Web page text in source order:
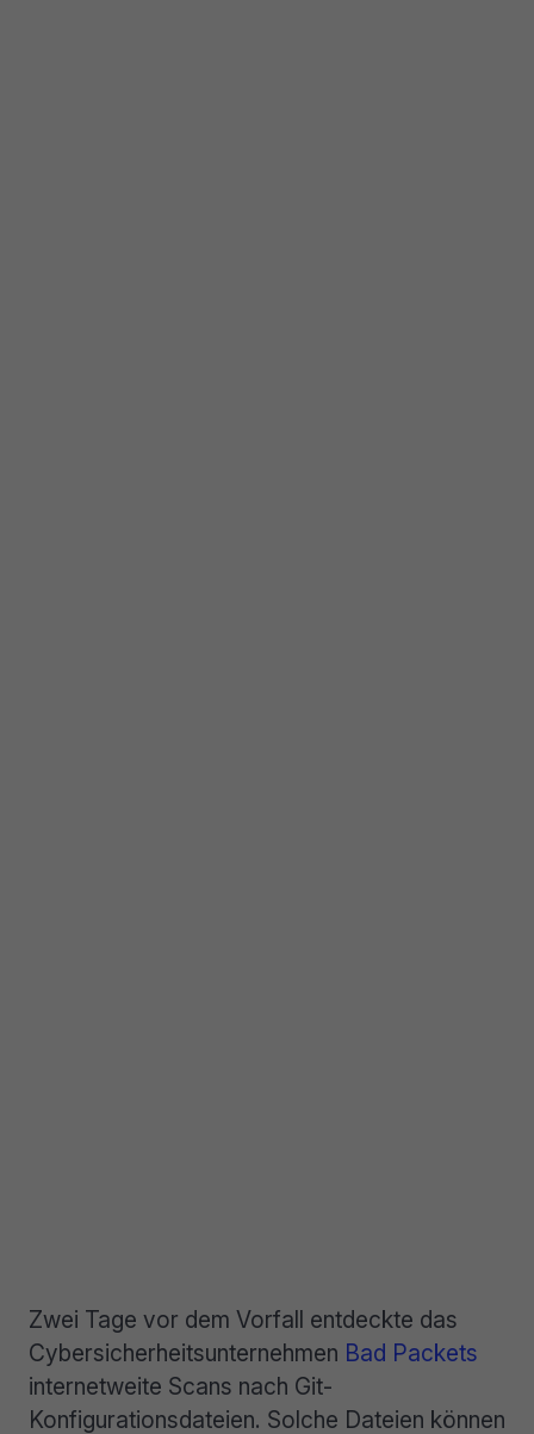
Zwei Tage vor dem Vorfall entdeckte das
Cybersicherheitsunternehmen Bad Packets
internetweite Scans nach Git-
Konfigurationsdateien. Solche Dateien können